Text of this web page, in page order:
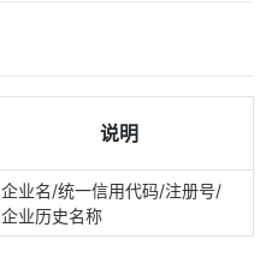
说明
企业名/统一信用代码/注册号/
企业历史名称